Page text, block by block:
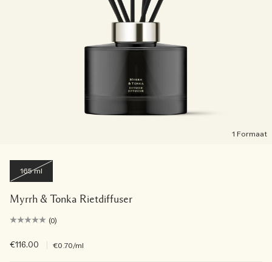
1 Formaat
165 ml
Myrrh & Tonka Rietdiffuser
(0)
€116.00 €0.70/ml